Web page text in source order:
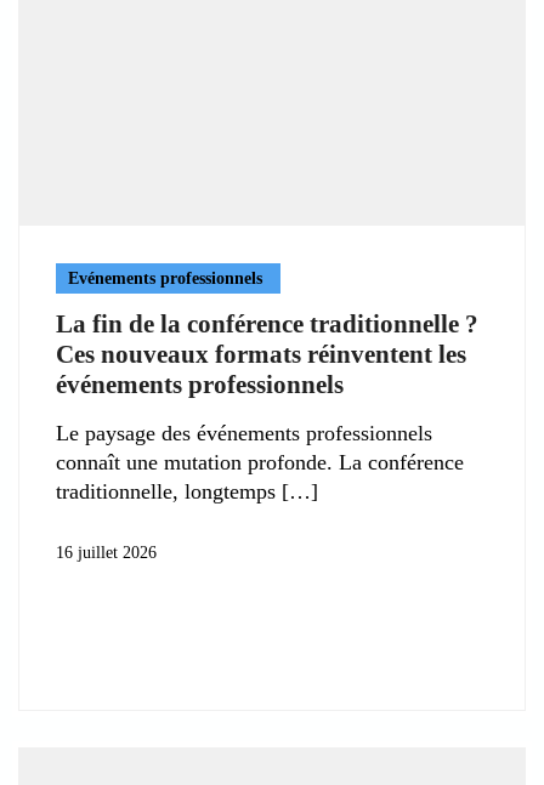
Evénements professionnels
La fin de la conférence traditionnelle ?
Ces nouveaux formats réinventent les
événements professionnels
Le paysage des événements professionnels
connaît une mutation profonde. La conférence
traditionnelle, longtemps
16 juillet 2026